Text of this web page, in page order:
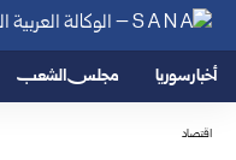
أخبار سوريا مجلس الشعب
اقتصاد